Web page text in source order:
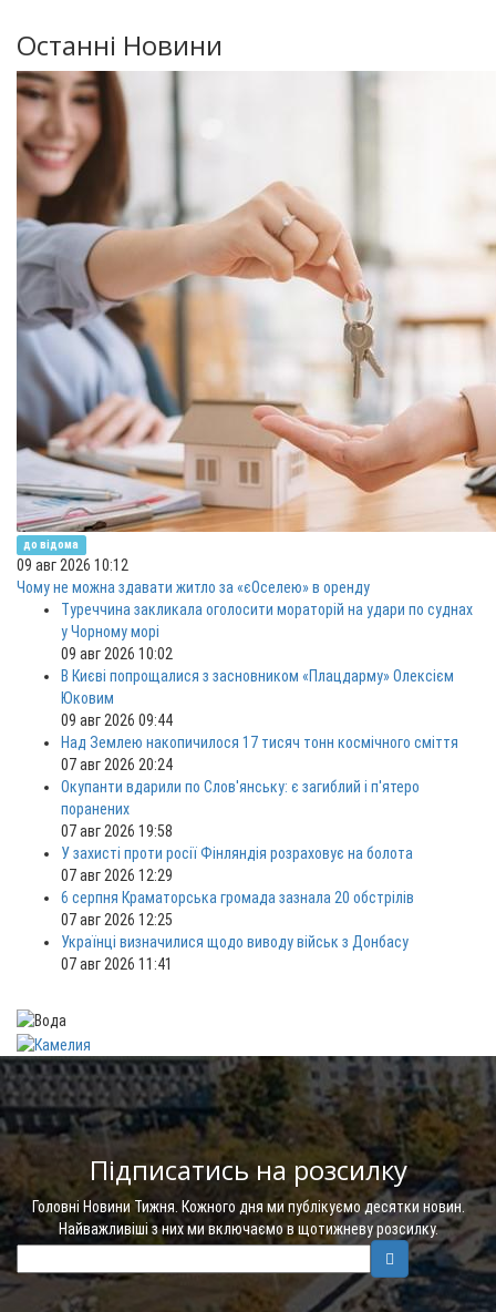
Останні Новини
до відома
09 авг 2026 10:12
Чому не можна здавати житло за «єОселею» в оренду
Туреччина закликала оголосити мораторій на удари по суднах
у Чорному морі
09 авг 2026 10:02
В Києві попрощалися з засновником «Плацдарму» Олексієм
Юковим
09 авг 2026 09:44
Над Землею накопичилося 17 тисяч тонн космічного сміття
07 авг 2026 20:24
Окупанти вдарили по Слов'янську: є загиблий і п'ятеро
поранених
07 авг 2026 19:58
У захисті проти росії Фінляндія розраховує на болота
07 авг 2026 12:29
6 серпня Краматорська громада зазнала 20 обстрілів
07 авг 2026 12:25
Українці визначилися щодо виводу військ з Донбасу
07 авг 2026 11:41
Підписатись на розсилку
Головні Новини Тижня. Кожного дня ми публікуємо десятки новин.
Найважливіші з них ми включаємо в щотижневу розсилку.